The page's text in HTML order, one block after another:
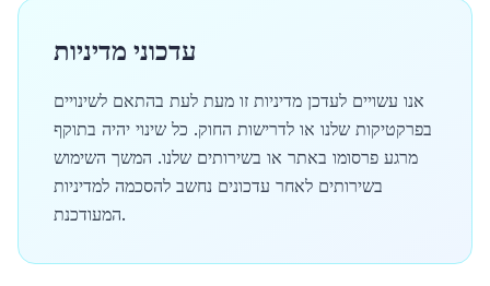
עדכוני מדיניות
אנו עשויים לעדכן מדיניות זו מעת לעת בהתאם לשינויים
בפרקטיקות שלנו או לדרישות החוק. כל שינוי יהיה בתוקף
מרגע פרסומו באתר או בשירותים שלנו. המשך השימוש
בשירותים לאחר עדכונים נחשב להסכמה למדיניות
המעודכנת.